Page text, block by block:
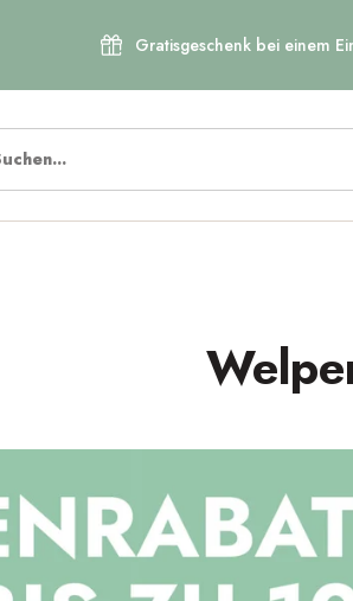
Gratisgeschenk bei einem Einkauf über